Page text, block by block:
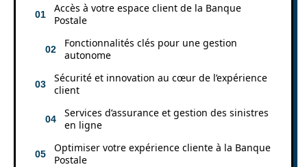
Accès à votre espace client de la Banque
Postale
Fonctionnalités clés pour une gestion
autonome
Sécurité et innovation au cœur de l’expérience
client
Services d’assurance et gestion des sinistres
en ligne
Optimiser votre expérience cliente à la Banque
Postale